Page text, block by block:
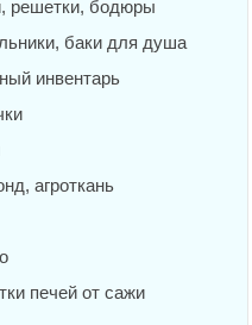
решетки, бодюры
баки для душа
инвентарь
агроткань
печей от сажи